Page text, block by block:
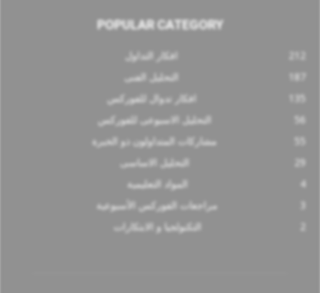
POPULAR CATEGORY
افكار التداول
التحليل الفنى
187
افكار تدوال للفوركس
135
التحليل الاسبوعى للفوركس
56
مشاركات المتداولون ذو الخبرة
55
التحليل الاساسى
29
المواد التعليمية
4
مراجعات الفوركس الأسبوعية
3
التكنولجيا و الابتكارات